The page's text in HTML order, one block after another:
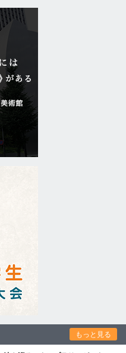
もっと見る